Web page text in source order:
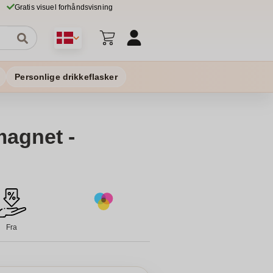
Gratis visuel forhåndsvisning
Personlige drikkeflasker
-
Fra